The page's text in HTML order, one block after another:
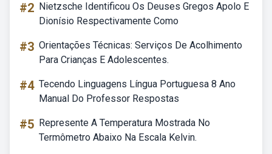
#2 Nietzsche Identificou Os Deuses Gregos Apolo E
Dionísio Respectivamente Como
#3 Orientações Técnicas: Serviços De Acolhimento
Para Crianças E Adolescentes.
#4 Tecendo Linguagens Língua Portuguesa 8 Ano
Manual Do Professor Respostas
#5 Represente A Temperatura Mostrada No
Termômetro Abaixo Na Escala Kelvin.